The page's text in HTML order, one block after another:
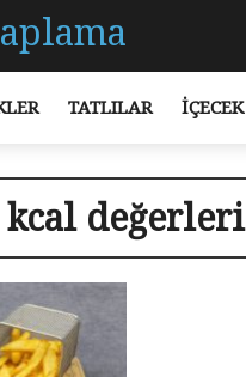
TATLILAR İÇECEK
değerleri